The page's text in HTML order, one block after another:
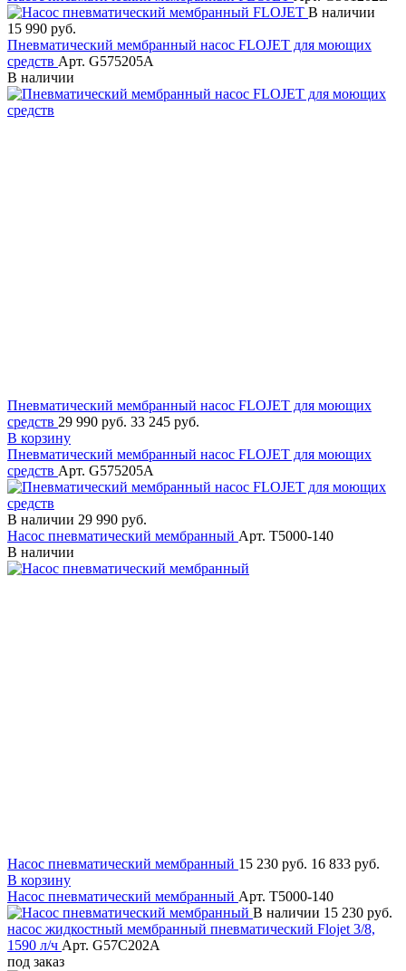
В наличии
15 990 руб.
Пневматический мембранный насос FLOJET для моющих
средств Арт. G575205A
В наличии
Пневматический мембранный насос FLOJET для моющих
средств 29 990 руб. 33 245 руб.
В корзину
Пневматический мембранный насос FLOJET для моющих
средств Арт. G575205A
В наличии 29 990 руб.
Насос пневматический мембранный Арт. T5000-140
В наличии
Насос пневматический мембранный 15 230 руб. 16 833 руб.
В корзину
Насос пневматический мембранный Арт. T5000-140
В наличии 15 230 руб.
насос жидкостный мембранный пневматический Flojet 3/8,
1590 л/ч Арт. G57C202A
под заказ